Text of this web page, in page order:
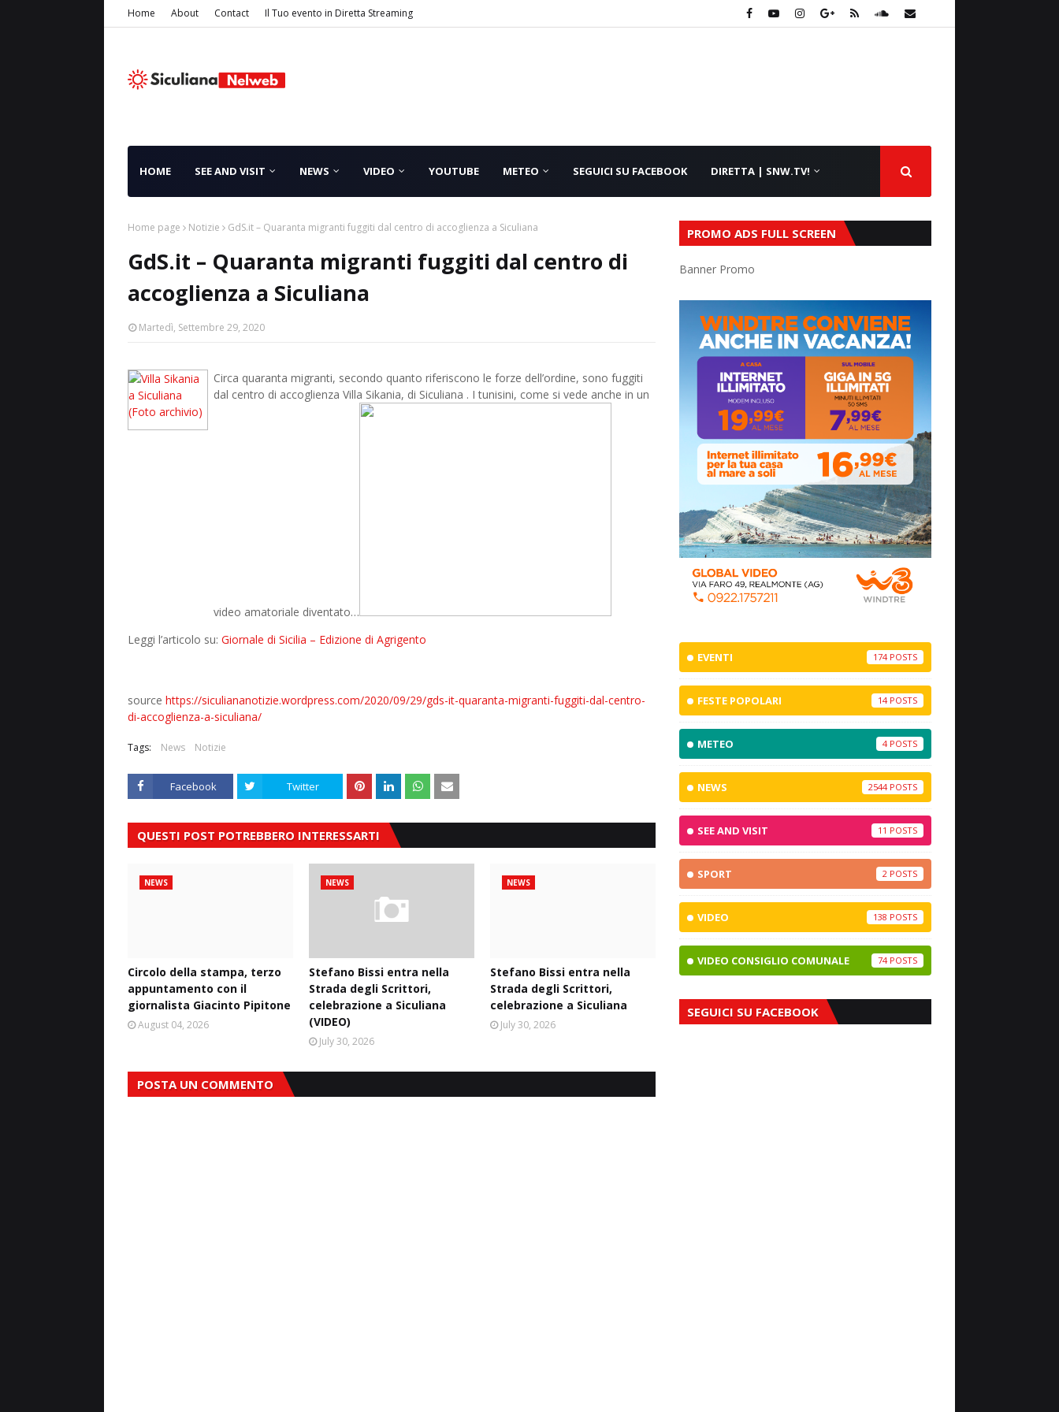
Home About Contact Il Tuo evento in Diretta Streaming
HOME SEE AND VISIT NEWS VIDEO YOUTUBE METEO SEGUICI SU FACEBOOK DIRETTA | SNW.TV!
Home page Notizie GdS.it – Quaranta migranti fuggiti dal centro di accoglienza a Siculiana
GdS.it – Quaranta migranti fuggiti dal centro di
accoglienza a Siculiana
Martedì, Settembre 29, 2020
Circa quaranta migranti, secondo quanto riferiscono le forze dell’ordine, sono fuggiti
dal centro di accoglienza Villa Sikania, di Siculiana . I tunisini, come si vede anche in un
video amatoriale diventato…
Leggi l’articolo su: Giornale di Sicilia – Edizione di Agrigento
source https://siculiananotizie.wordpress.com/2020/09/29/gds-it-quaranta-migranti-fuggiti-dal-centro-
di-accoglienza-a-siculiana/
Tags: News Notizie
Facebook Twitter
QUESTI POST POTREBBERO INTERESSARTI
NEWS
Circolo della stampa, terzo
appuntamento con il
giornalista Giacinto Pipitone
August 04, 2026
NEWS
Stefano Bissi entra nella
Strada degli Scrittori,
celebrazione a Siculiana
(VIDEO)
July 30, 2026
NEWS
Stefano Bissi entra nella
Strada degli Scrittori,
celebrazione a Siculiana
July 30, 2026
POSTA UN COMMENTO
PROMO ADS FULL SCREEN
Banner Promo
EVENTI 174
FESTE POPOLARI 14
METEO 4
NEWS 2544
SEE AND VISIT 11
SPORT 2
VIDEO 138
VIDEO CONSIGLIO COMUNALE 74
SEGUICI SU FACEBOOK